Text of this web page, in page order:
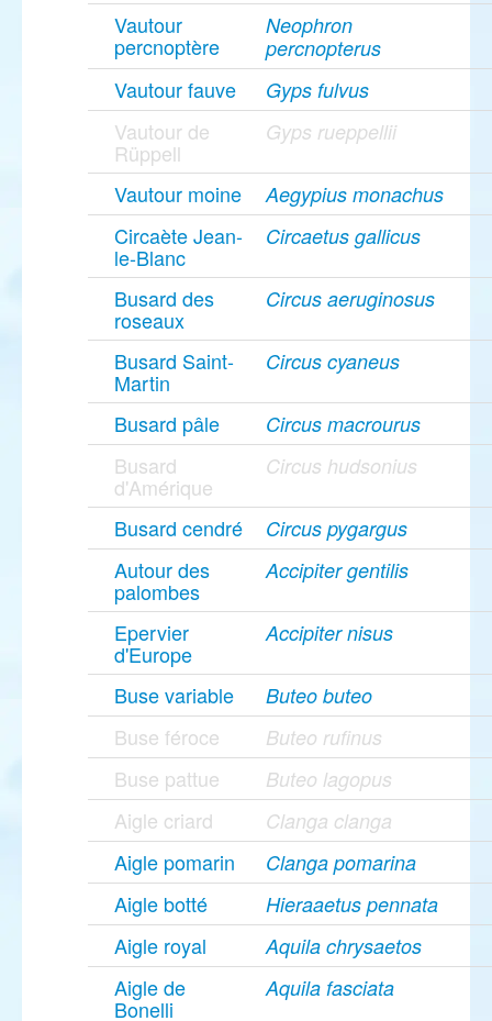
Vautour
percnoptère
Neophron
percnopterus
Vautour fauve Gyps fulvus
Vautour de
Rüppell
Gyps rueppellii
Vautour moine Aegypius monachus
Circaète Jean-
le-Blanc
Circaetus gallicus
Busard des
roseaux
Circus aeruginosus
Busard Saint-
Martin
Circus cyaneus
Busard pâle Circus macrourus
Busard
d'Amérique
Circus hudsonius
Busard cendré Circus pygargus
Autour des
palombes
Accipiter gentilis
Epervier
d'Europe
Accipiter nisus
Buse variable Buteo buteo
Buse féroce Buteo rufinus
Buse pattue Buteo lagopus
Aigle criard Clanga clanga
Aigle pomarin Clanga pomarina
Aigle botté Hieraaetus pennata
Aigle royal Aquila chrysaetos
Aigle de
Bonelli
Aquila fasciata